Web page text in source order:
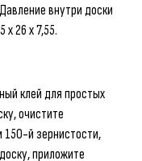
внутри доски
x 26 x 7,55.
клей для простых
очистите
150-й зернистости,
приложите